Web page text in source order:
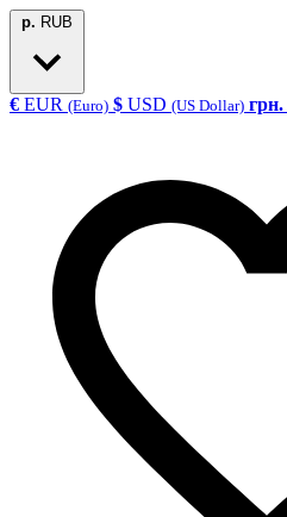
р. RUB
€ EUR (Euro) $ USD (US Dollar) грн.